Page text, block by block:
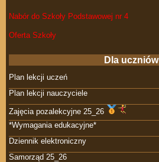
Nabór do Szkoły Podstawowej nr 4
Oferta Szkoły
Dla uczniów
Plan lekcji uczeń
Plan lekcji nauczyciele
Zajęcia pozalekcyjne 25_26
*Wymagania edukacyjne*
Dziennik elektroniczny
Samorząd 25_26